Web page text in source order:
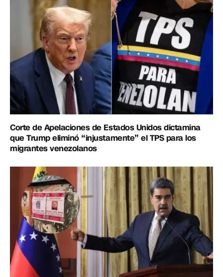
Corte de Apelaciones de Estados Unidos dictamina
que Trump eliminó “injustamente” el TPS para los
migrantes venezolanos